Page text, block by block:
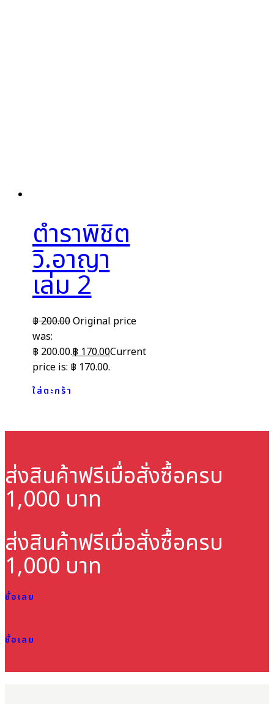
ตำราพิชิต
วิ.อาญา
เล่ม 2
฿200.00Original price
was:
฿ 200.00.฿ 170.00Current
price is: ฿ 170.00.
ใส่ตะกร้า
ส่งสินค้าฟรีเมื่อสั่งซื้อครบ
1,000 บาท
ส่งสินค้าฟรีเมื่อสั่งซื้อครบ
1,000 บาท
ซื้อเลย
ซื้อเลย